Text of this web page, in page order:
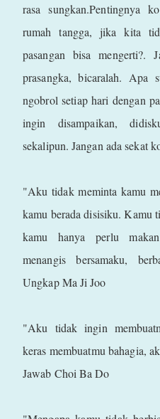
rasa sungkan.Pentingnya
rumah tangga, jika kita
pasangan bisa mengerti?.
prasangka, bicaralah. Apa
ngobrol setiap hari dengan
ingin disampaikan,
sekalipun. Jangan ada sekat
"Aku tidak meminta kamu
kamu berada disisiku. Kamu
kamu hanya perlu
menangis bersamaku,
Ungkap Ma Ji Joo
"Aku tidak ingin
keras membuatmu bahagia,
Jawab Choi Ba Do